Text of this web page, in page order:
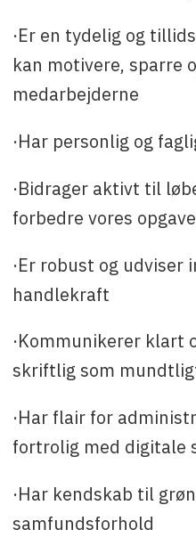
·Er en tydelig og
kan motivere, sparre
medarbejderne
·Har personlig og
·Bidrager aktivt til
forbedre vores
·Er robust og udviser
handlekraft
·Kommunikerer klart
skriftlig som
·Har flair for
fortrolig med digitale
·Har kendskab til
samfundsforhold